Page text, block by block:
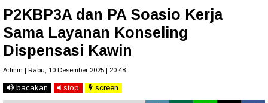
P2KBP3A dan PA Soasio Kerja
Sama Layanan Konseling
Dispensasi Kawin
Admin | Rabu, 10 Desember 2025 | 20.48
bacakan stop screen